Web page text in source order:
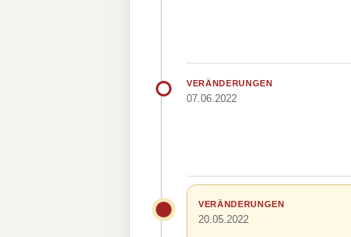
VERÄNDERUNGEN
07.06.2022
VERÄNDERUNGEN
20.05.2022